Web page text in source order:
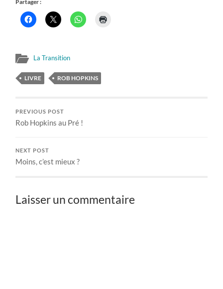
Partager :
La Transition
LIVRE ROB HOPKINS
PREVIOUS POST
Rob Hopkins au Pré !
NEXT POST
Moins, c’est mieux ?
Laisser un commentaire